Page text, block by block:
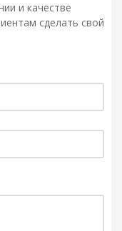
и качестве
сделать свой